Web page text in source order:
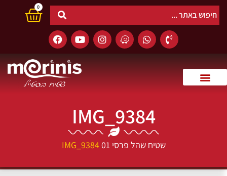
0
IMG_9384
שטיח שהל פרסי 01 IMG_9384